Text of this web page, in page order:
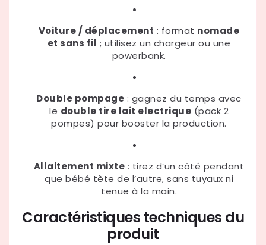
Voiture / déplacement : format nomade
et sans fil ; utilisez un chargeur ou une
powerbank.
Double pompage : gagnez du temps avec
le double tire lait electrique (pack 2
pompes) pour booster la production.
Allaitement mixte : tirez d’un côté pendant
que bébé tète de l’autre, sans tuyaux ni
tenue à la main.
Caractéristiques techniques du
produit